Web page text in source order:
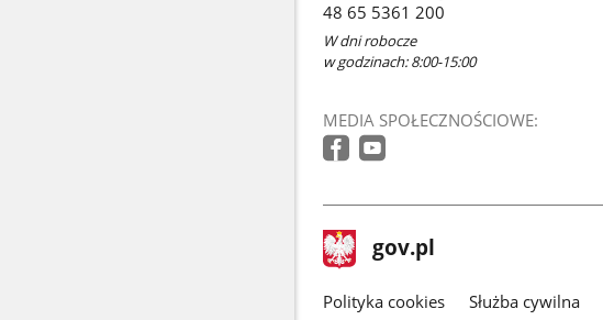
48 65 5361 200
W dni robocze
w godzinach: 8:00-15:00
MEDIA SPOŁECZNOŚCIOWE:
stopka
gov.pl Strona
gov.pl
gov.pl
Polityka cookies Służba cywilna